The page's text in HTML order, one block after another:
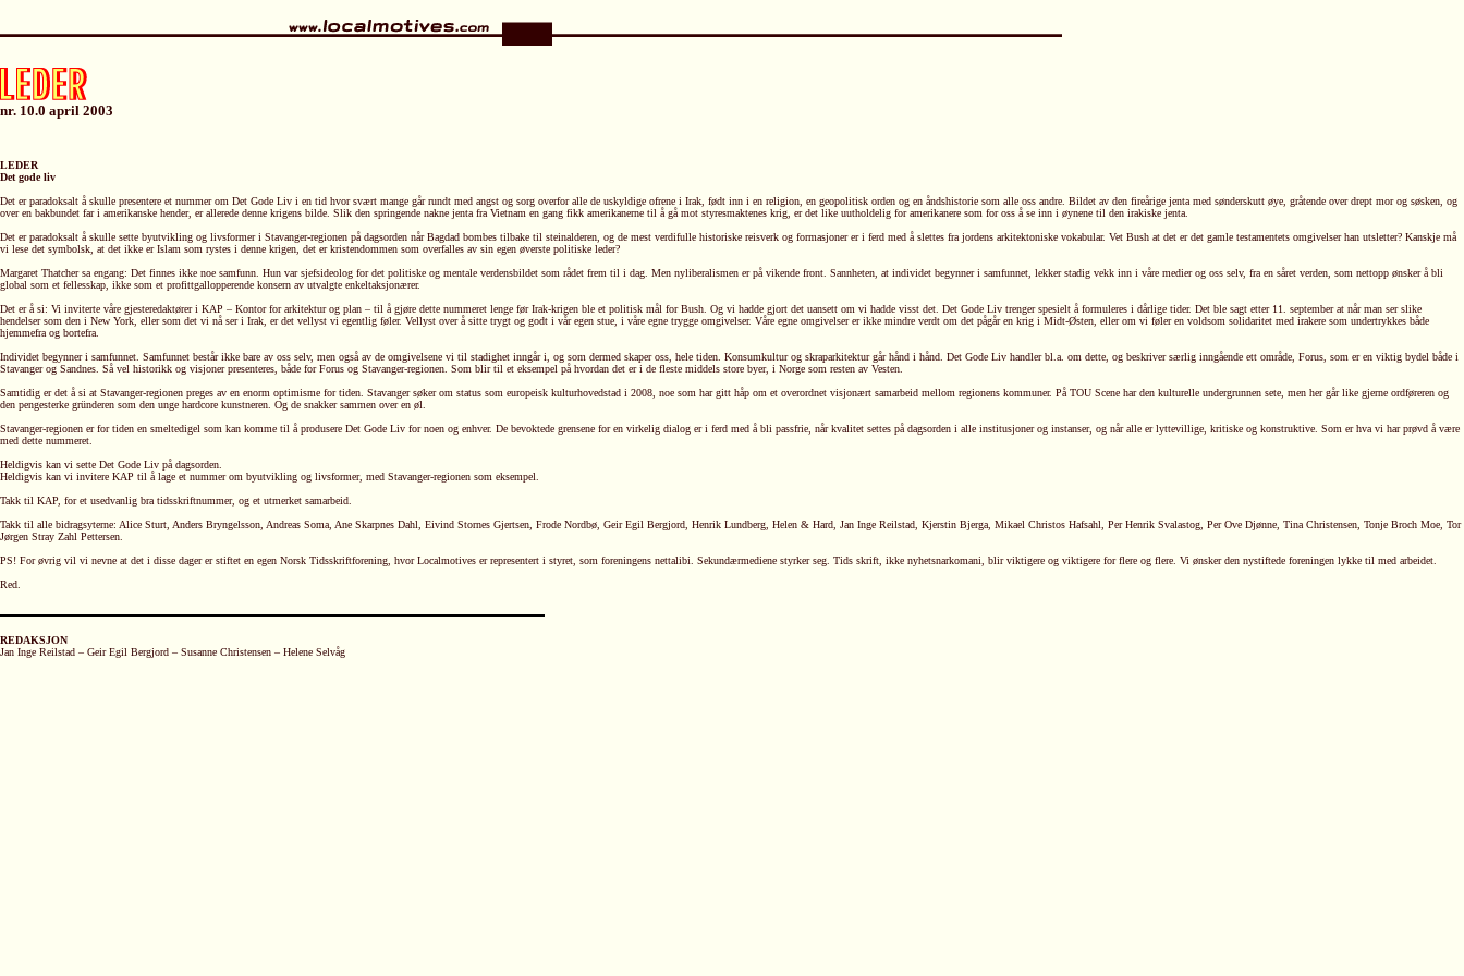
nr. 10.0 april 2003
LEDER
Det gode liv
Det er paradoksalt å skulle presentere et nummer om Det Gode Liv i en tid hvor svært mange går rundt med angst og sorg overfor alle de uskyldige ofrene i Irak, født inn i en religion, en geopolitisk orden og en åndshistorie som alle oss andre. Bildet av den fireårige jenta med sønderskutt øye, gråtende over drept mor og søsken, og
over en bakbundet far i amerikanske hender, er allerede denne krigens bilde. Slik den springende nakne jenta fra Vietnam en gang fikk amerikanerne til å gå mot styresmaktenes krig, er det like uutholdelig for amerikanere som for oss å se inn i øynene til den irakiske jenta.
Det er paradoksalt å skulle sette byutvikling og livsformer i Stavanger-regionen på dagsorden når Bagdad bombes tilbake til steinalderen, og de mest verdifulle historiske reisverk og formasjoner er i ferd med å slettes fra jordens arkitektoniske vokabular. Vet Bush at det er det gamle testamentets omgivelser han utsletter? Kanskje må
vi lese det symbolsk, at det ikke er Islam som rystes i denne krigen, det er kristendommen som overfalles av sin egen øverste politiske leder?
Margaret Thatcher sa engang: Det finnes ikke noe samfunn. Hun var sjefsideolog for det politiske og mentale verdensbildet som rådet frem til i dag. Men nyliberalismen er på vikende front. Sannheten, at individet begynner i samfunnet, lekker stadig vekk inn i våre medier og oss selv, fra en såret verden, som nettopp ønsker å bli
global som et fellesskap, ikke som et profittgallopperende konsern av utvalgte enkeltaksjonærer.
Det er å si: Vi inviterte våre gjesteredaktører i KAP – Kontor for arkitektur og plan – til å gjøre dette nummeret lenge før Irak-krigen ble et politisk mål for Bush. Og vi hadde gjort det uansett om vi hadde visst det. Det Gode Liv trenger spesielt å formuleres i dårlige tider. Det ble sagt etter 11. september at når man ser slike
hendelser som den i New York, eller som det vi nå ser i Irak, er det vellyst vi egentlig føler. Vellyst over å sitte trygt og godt i vår egen stue, i våre egne trygge omgivelser. Våre egne omgivelser er ikke mindre verdt om det pågår en krig i Midt-Østen, eller om vi føler en voldsom solidaritet med irakere som undertrykkes både
hjemmefra og bortefra.
Individet begynner i samfunnet. Samfunnet består ikke bare av oss selv, men også av de omgivelsene vi til stadighet inngår i, og som dermed skaper oss, hele tiden. Konsumkultur og skraparkitektur går hånd i hånd. Det Gode Liv handler bl.a. om dette, og beskriver særlig inngående ett område, Forus, som er en viktig bydel både i
Stavanger og Sandnes. Så vel historikk og visjoner presenteres, både for Forus og Stavanger-regionen. Som blir til et eksempel på hvordan det er i de fleste middels store byer, i Norge som resten av Vesten.
Samtidig er det å si at Stavanger-regionen preges av en enorm optimisme for tiden. Stavanger søker om status som europeisk kulturhovedstad i 2008, noe som har gitt håp om et overordnet visjonært samarbeid mellom regionens kommuner. På TOU Scene har den kulturelle undergrunnen sete, men her går like gjerne ordføreren og
den pengesterke gründeren som den unge hardcore kunstneren. Og de snakker sammen over en øl.
Stavanger-regionen er for tiden en smeltedigel som kan komme til å produsere Det Gode Liv for noen og enhver. De bevoktede grensene for en virkelig dialog er i ferd med å bli passfrie, når kvalitet settes på dagsorden i alle institusjoner og instanser, og når alle er lyttevillige, kritiske og konstruktive. Som er hva vi har prøvd å være
med dette nummeret.
Heldigvis kan vi sette Det Gode Liv på dagsorden.
Heldigvis kan vi invitere KAP til å lage et nummer om byutvikling og livsformer, med Stavanger-regionen som eksempel.
Takk til KAP, for et usedvanlig bra tidsskriftnummer, og et utmerket samarbeid.
Takk til alle bidragsyterne: Alice Sturt, Anders Bryngelsson, Andreas Soma, Ane Skarpnes Dahl, Eivind Stornes Gjertsen, Frode Nordbø, Geir Egil Bergjord, Henrik Lundberg, Helen & Hard, Jan Inge Reilstad, Kjerstin Bjerga, Mikael Christos Hafsahl, Per Henrik Svalastog, Per Ove Djønne, Tina Christensen, Tonje Broch Moe, Tor
Jørgen Stray Zahl Pettersen.
PS! For øvrig vil vi nevne at det i disse dager er stiftet en egen Norsk Tidsskriftforening, hvor Localmotives er representert i styret, som foreningens nettalibi. Sekundærmediene styrker seg. Tids skrift, ikke nyhetsnarkomani, blir viktigere og viktigere for flere og flere. Vi ønsker den nystiftede foreningen lykke til med arbeidet.
Red.
REDAKSJON
Jan Inge Reilstad – Geir Egil Bergjord – Susanne Christensen – Helene Selvåg